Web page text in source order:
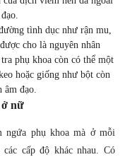
tình dục như rận mu,
cho là nguyên nhân
phụ khoa còn có thể một
hoặc giống như bột còn
âm đạo.
ở nữ
ngứa phụ khoa mà ở mỗi
cấp độ khác nhau. Có